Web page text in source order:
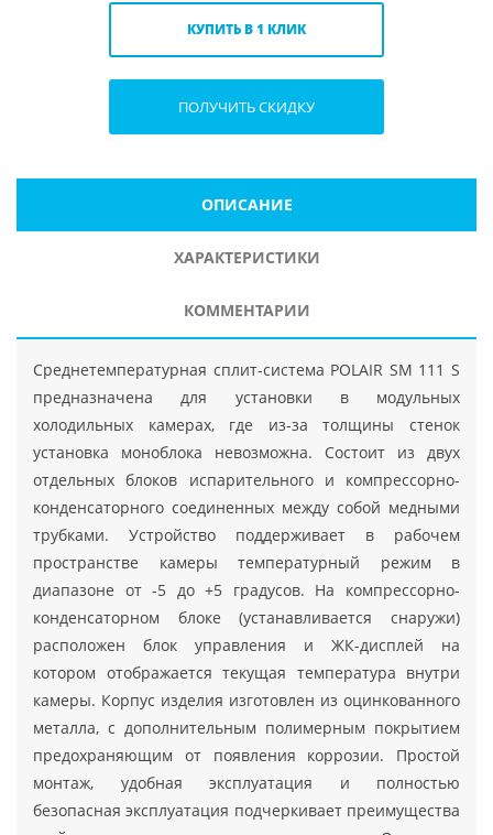
КУПИТЬ В 1 КЛИК
ПОЛУЧИТЬ СКИДКУ
ОПИСАНИЕ
ХАРАКТЕРИСТИКИ
КОММЕНТАРИИ
Среднетемпературная сплит-система POLAIR SM 111 S
предназначена для установки в модульных
холодильных камерах, где из-за толщины стенок
установка моноблока невозможна. Состоит из двух
отдельных блоков испарительного и компрессорно-
конденсаторного соединенных между собой медными
трубками. Устройство поддерживает в рабочем
пространстве камеры температурный режим в
диапазоне от -5 до +5 градусов. На компрессорно-
конденсаторном блоке (устанавливается снаружи)
расположен блок управления и ЖК-дисплей на
котором отображается текущая температура внутри
камеры. Корпус изделия изготовлен из оцинкованного
металла, с дополнительным полимерным покрытием
предохраняющим от появления коррозии. Простой
монтаж, удобная эксплуатация и полностью
безопасная эксплуатация подчеркивает преимущества